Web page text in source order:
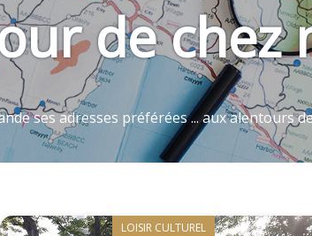
de chez
ses adresses préférées ... aux alentours
LOISIR CULTUREL